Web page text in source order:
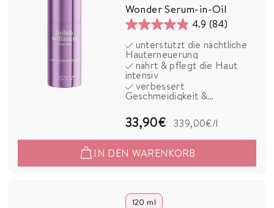
Wonder Serum-in-Oil
4.9 (84)
4.9
von
5
Sternen.
84
unterstützt die nächtliche
Hauterneuerung
nährt & pflegt die Haut
intensiv
verbessert
Geschmeidigkeit &
Hautkomfort
33,90€3
3
,
339,00€/l
IN DEN WARENKORB
120 ml